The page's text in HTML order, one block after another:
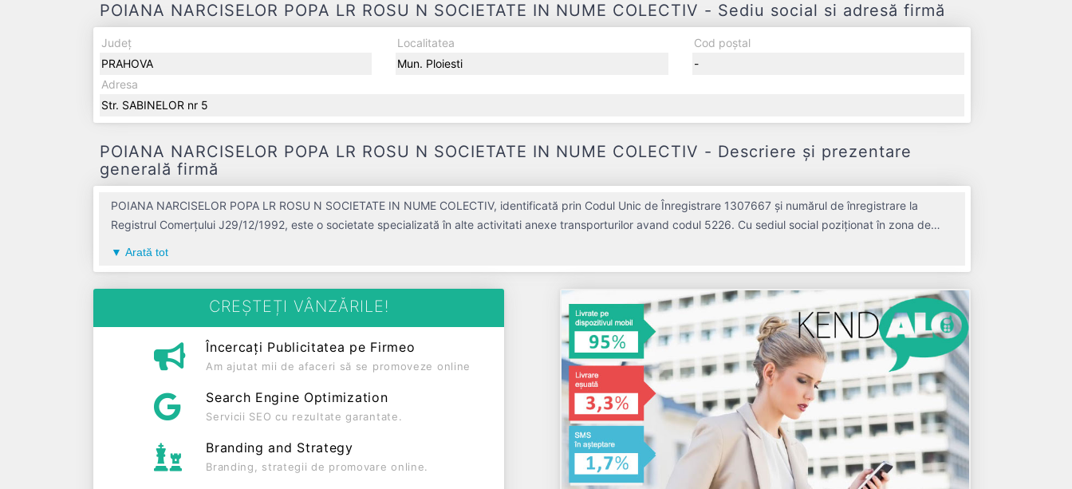
POIANA NARCISELOR POPA LR ROSU N SOCIETATE IN NUME COLECTIV - Sediu social si adresă firmă
Județ
PRAHOVA
Localitatea
Mun. Ploiesti
Cod poștal
-
Adresa
Str. SABINELOR nr 5
POIANA NARCISELOR POPA LR ROSU N SOCIETATE IN NUME COLECTIV - Descriere și prezentare
generală firmă
POIANA NARCISELOR POPA LR ROSU N SOCIETATE IN NUME COLECTIV, identificată prin Codul Unic de Înregistrare 1307667 și numărul de înregistrare la
Registrul Comerțului J29/12/1992, este o societate specializată în alte activitati anexe transporturilor avand codul 5226. Cu sediul social poziționat în zona de
COLECTIV este o entitate inactiva din punct de vedere fiscal si are status: RADIATA. Societatea nu este plătitoare de TVA.
Arată tot
CREȘTEȚI VÂNZĂRILE!
Încercați Publicitatea pe Firmeo
Am ajutat mii de afaceri să se promoveze online
Search Engine Optimization
Servicii SEO cu rezultate garantate.
Branding and Strategy
Branding, strategii de promovare online.